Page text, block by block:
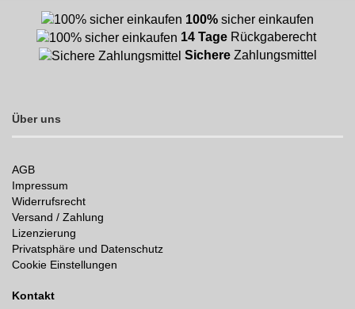
100% sicher einkaufen
14 Tage Rückgaberecht
Sichere Zahlungsmittel
Über uns
AGB
Impressum
Widerrufsrecht
Versand / Zahlung
Lizenzierung
Privatsphäre und Datenschutz
Cookie Einstellungen
Kontakt